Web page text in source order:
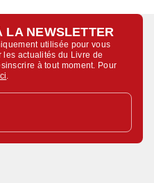
LA NEWSLETTER
utilisée pour vous
les actualités du Livre de
à tout moment. Pour